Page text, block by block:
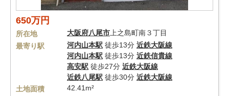
650万円
所在地 大阪府八尾市 上之島町南３丁目
最寄り駅
河内山本駅 徒歩13分 近鉄大阪線
河内山本駅 徒歩13分 近鉄信貴線
高安駅 徒歩27分 近鉄大阪線
近鉄八尾駅 徒歩30分 近鉄大阪線
土地面積
42.41m²